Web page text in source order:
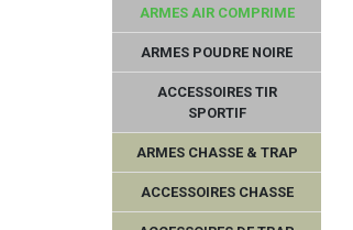
ARMES AIR COMPRIME
ARMES POUDRE NOIRE
ACCESSOIRES TIR
SPORTIF
ARMES CHASSE & TRAP
ACCESSOIRES CHASSE